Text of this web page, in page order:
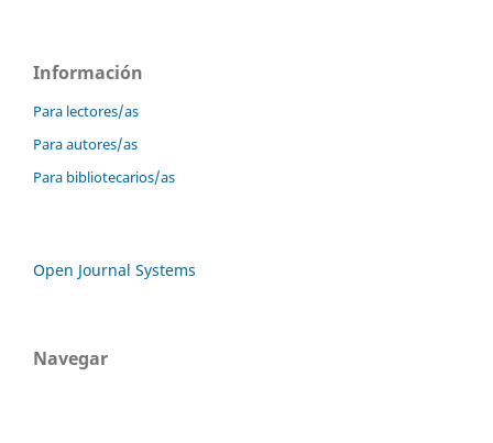
Información
Para lectores/as
Para autores/as
Para bibliotecarios/as
Open Journal Systems
Navegar